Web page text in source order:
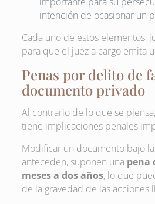
intención de ocasionar un
Cada uno de estos elementos,
para que el juez a cargo emita
Penas por delito de
documento privado
Al contrario de lo que se
tiene implicaciones penales
Modificar un documento bajo
anteceden, suponen una pena
meses a dos años, lo que
de la gravedad de las acciones